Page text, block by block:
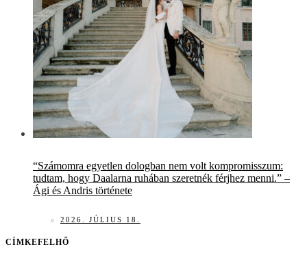
“Számomra egyetlen dologban nem volt kompromisszum:
tudtam, hogy Daalarna ruhában szeretnék férjhez menni.” –
Ági és Andris története
2026. JÚLIUS 18.
CÍMKEFELHŐ